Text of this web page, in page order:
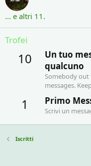
... e altri 11.
Trofei
10
Un tuo
qualcuno
Somebody out
messages.
1 Primo
Scrivi un
Iscritti